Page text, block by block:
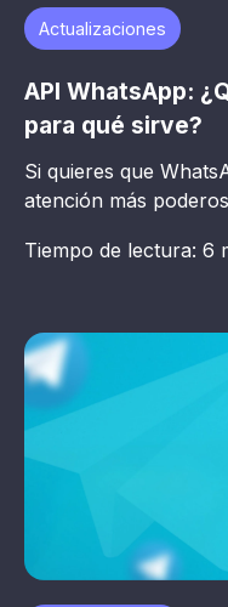
Actualizaciones
API WhatsApp:
para qué sirve?
Si quieres que
atención más
Tiempo de lectura: 6